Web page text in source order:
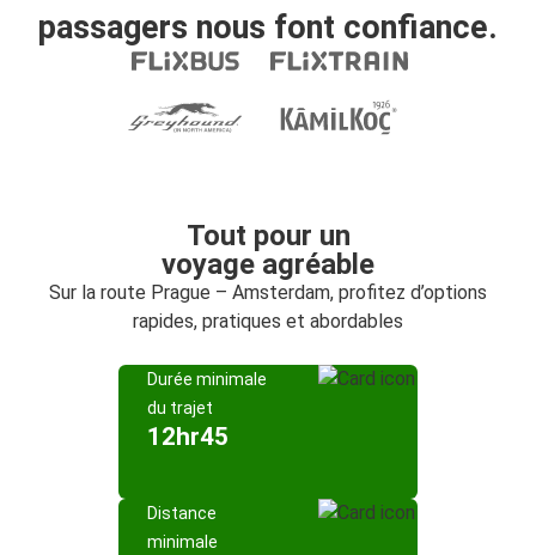
passagers nous font confiance.
Tout pour un
voyage agréable
Sur la route Prague – Amsterdam, profitez d’options
rapides, pratiques et abordables
Durée minimale
du trajet
12hr45
Distance
minimale